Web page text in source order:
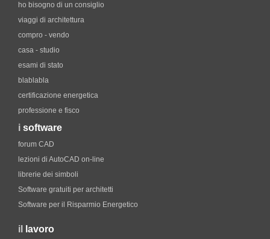
ho bisogno di un consiglio
viaggi di architettura
compro - vendo
casa - studio
esami di stato
blablabla
certificazione energetica
professione e fisco
i software
forum CAD
lezioni di AutoCAD on-line
librerie dei simboli
Software gratuiti per architetti
Software per il Risparmio Energetico
il lavoro